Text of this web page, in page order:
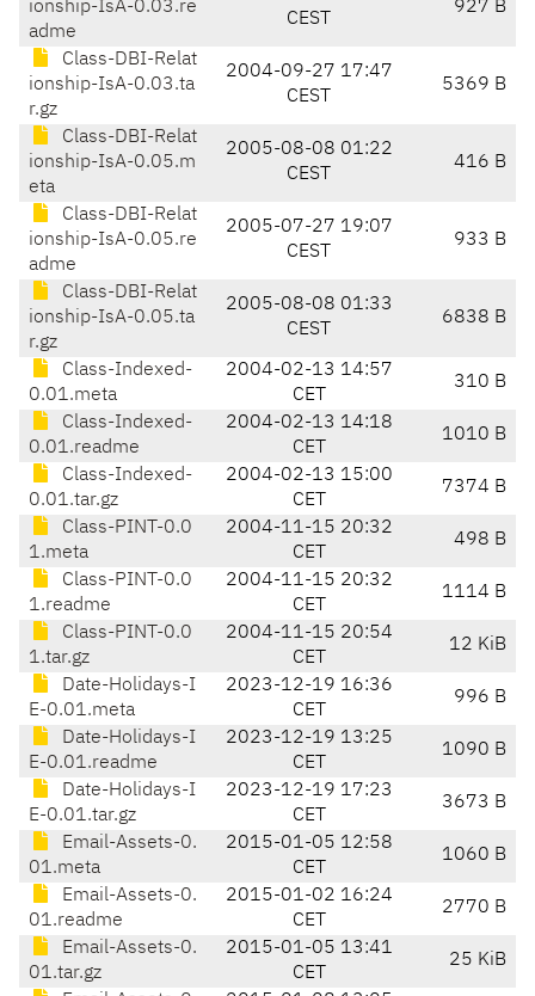
ionship-IsA-0.03.re
adme
CEST
927 B
Class-DBI-Relat
ionship-IsA-0.03.ta
r.gz
2004-09-27 17:47
CEST
5369 B
Class-DBI-Relat
ionship-IsA-0.05.m
eta
2005-08-08 01:22
CEST
416 B
Class-DBI-Relat
ionship-IsA-0.05.re
adme
2005-07-27 19:07
CEST
933 B
Class-DBI-Relat
ionship-IsA-0.05.ta
r.gz
2005-08-08 01:33
CEST
6838 B
Class-Indexed-
0.01.meta
2004-02-13 14:57
CET
310 B
Class-Indexed-
0.01.readme
2004-02-13 14:18
CET
1010 B
Class-Indexed-
0.01.tar.gz
2004-02-13 15:00
CET
7374 B
Class-PINT-0.0
1.meta
2004-11-15 20:32
CET
498 B
Class-PINT-0.0
1.readme
2004-11-15 20:32
CET
1114 B
Class-PINT-0.0
1.tar.gz
2004-11-15 20:54
CET
12 KiB
Date-Holidays-I
E-0.01.meta
2023-12-19 16:36
CET
996 B
Date-Holidays-I
E-0.01.readme
2023-12-19 13:25
CET
1090 B
Date-Holidays-I
E-0.01.tar.gz
2023-12-19 17:23
CET
3673 B
Email-Assets-0.
01.meta
2015-01-05 12:58
CET
1060 B
Email-Assets-0.
01.readme
2015-01-02 16:24
CET
2770 B
Email-Assets-0.
01.tar.gz
2015-01-05 13:41
CET
25 KiB